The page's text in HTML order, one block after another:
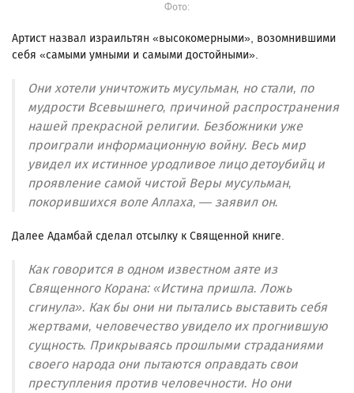
Фото:
Артист назвал израильтян «высокомерными», возомнившими
себя «самыми умными и самыми достойными».
Они хотели уничтожить мусульман, но стали, по
мудрости Всевышнего, причиной распространения
нашей прекрасной религии. Безбожники уже
проиграли информационную войну. Весь мир
увидел их истинное уродливое лицо детоубийц и
проявление самой чистой Веры мусульман,
покорившихся воле Аллаха, — заявил он.
Далее Адамбай сделал отсылку к Священной книге.
Как говорится в одном известном аяте из
Священного Корана: «Истина пришла. Ложь
сгинула». Как бы они ни пытались выставить себя
жертвами, человечество увидело их прогнившую
сущность. Прикрываясь прошлыми страданиями
своего народа они пытаются оправдать свои
преступления против человечности. Но они